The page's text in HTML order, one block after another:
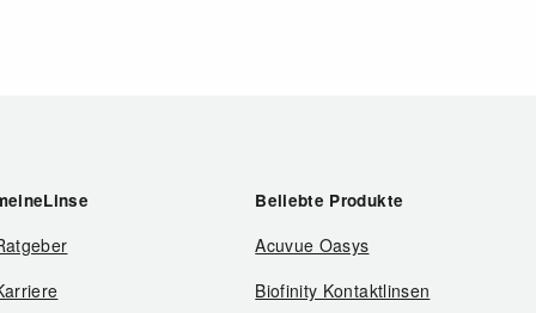
Beliebte Produkte
Acuvue Oasys
Biofinity Kontaktlinsen